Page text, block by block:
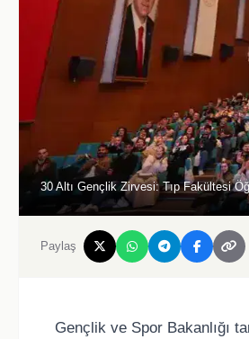
30 Altı Gençlik Zirvesi: Tıp Fakültesi
Paylaş
Gençlik ve Spor Bakanlığı